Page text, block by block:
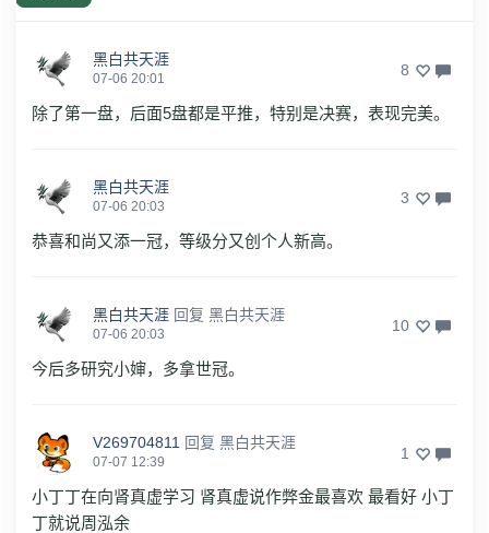
黑白共天涯
07-06 20:01 8
除了第一盘，后面5盘都是平推，特别是决赛，表现完美。
黑白共天涯
07-06 20:03 3
恭喜和尚又添一冠，等级分又创个人新高。
黑白共天涯 回复 黑白共天涯
07-06 20:03 10
今后多研究小婶，多拿世冠。
V269704811 回复 黑白共天涯
07-07 12:39 1
小丁丁在向肾真虚学习 肾真虚说作弊金最喜欢 最看好 小丁
丁就说周泓余